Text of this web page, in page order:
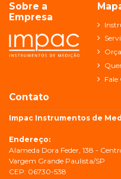
Sobre a
Empresa
Fale
Contato
Impac Instrumentos de
Endereço:
Alameda Dora Feder, 138 -
Vargem Grande Paulista/SP
CEP: 06730-538